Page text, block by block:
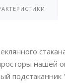
нашей